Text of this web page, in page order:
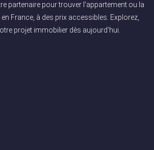
partenaire pour trouver l'appartement ou la
France, à des prix accessibles. Explorez,
projet immobilier dès aujourd'hui.